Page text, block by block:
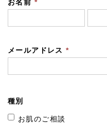
お名前 *
メールアドレス*
種別
お肌のご相談